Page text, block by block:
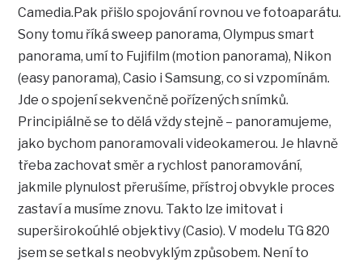
Camedia.Pak přišlo spojování rovnou ve fotoaparátu.
Sony tomu říká sweep panorama, Olympus smart
panorama, umí to Fujifilm (motion panorama), Nikon
(easy panorama), Casio i Samsung, co si vzpomínám.
Jde o spojení sekvenčně pořízených snímků.
Principiálně se to dělá vždy stejně – panoramujeme,
jako bychom panoramovali videokamerou. Je hlavně
třeba zachovat směr a rychlost panoramování,
jakmile plynulost přerušíme, přístroj obvykle proces
zastaví a musíme znovu. Takto lze imitovat i
superširokoúhlé objektivy (Casio). V modelu TG 820
jsem se setkal s neobvyklým způsobem. Není to